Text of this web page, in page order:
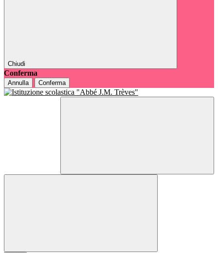
Chiudi
Conferma
Annulla Conferma